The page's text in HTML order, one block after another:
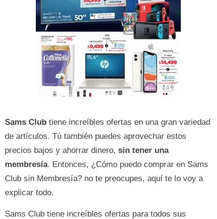
Sams Club tiene increíbles ofertas en una gran variedad
de artículos. Tú también puedes aprovechar estos
precios bajos y ahorrar dinero, sin tener una
membresía. Entonces, ¿Cómo puedo comprar en Sams
Club sin Membresía? no te preocupes, aquí te lo voy a
explicar todo.
Sams Club tiene increíbles ofertas para todos sus